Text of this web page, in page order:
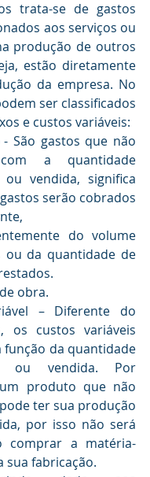
aos serviços ou
produção de outros
estão diretamente
da empresa. No
ser classificados
e custos variáveis:
São gastos que não
a quantidade
ou vendida, significa
serão cobrados
do volume
ou da quantidade de
obra.
– Diferente do
os custos variáveis
função da quantidade
ou vendida. Por
produto que não
ter sua produção
por isso não será
comprar a matéria-
sua fabricação.